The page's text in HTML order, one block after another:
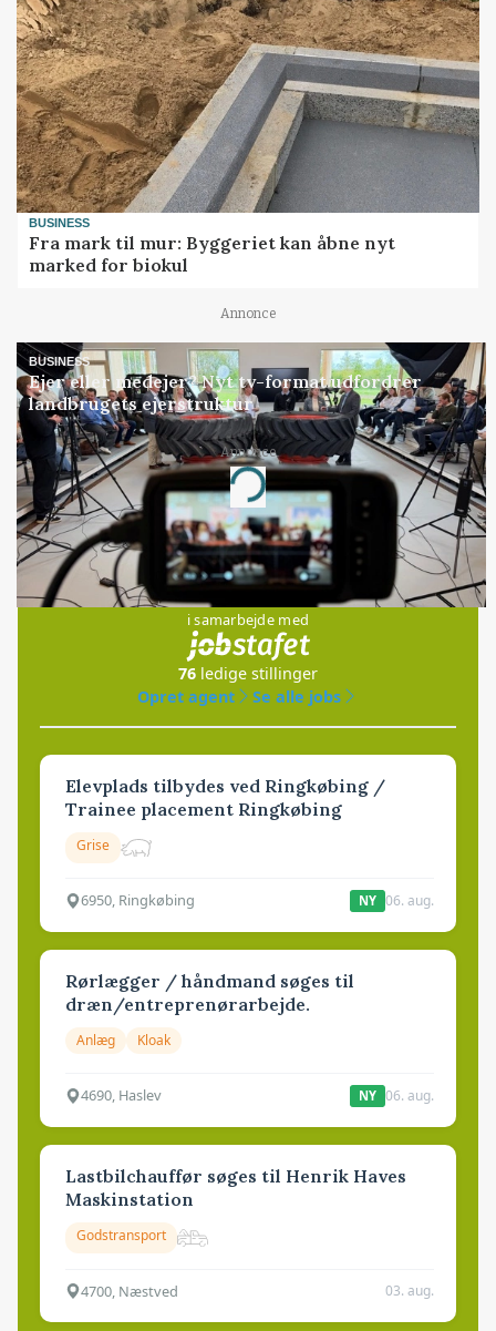
BUSINESS
Fra mark til mur: Byggeriet kan åbne nyt
marked for biokul
Annonce
BUSINESS
Ejer eller medejer? Nyt tv-format udfordrer
landbrugets ejerstruktur
Annonce
Loading...
Jobs
i samarbejde med
76 ledige stillinger
Opret agent
Se alle jobs
Elevplads tilbydes ved Ringkøbing /
Trainee placement Ringkøbing
Grise
6950, Ringkøbing NY 06. aug.
Rørlægger / håndmand søges til
dræn/entreprenørarbejde.
Anlæg Kloak
4690, Haslev NY 06. aug.
Lastbilchauffør søges til Henrik Haves
Maskinstation
Godstransport
4700, Næstved 03. aug.